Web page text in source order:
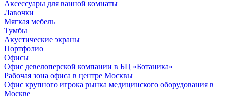
Аксессуары для ванной комнаты
Лавочки
Мягкая мебель
Тумбы
Акустические экраны
Портфолио
Офисы
Офис девелоперской компании в БЦ «Ботаника»
Рабочая зона офиса в центре Москвы
Офис крупного игрока рынка медицинского оборудования в
Москве